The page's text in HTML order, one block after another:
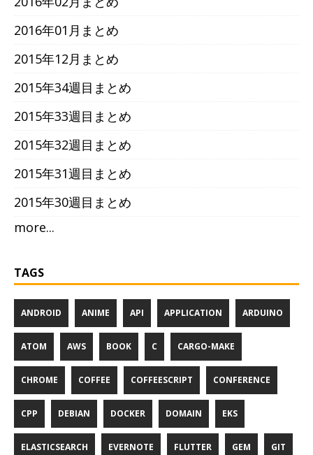
2016年01月まとめ
2015年12月まとめ
2015年34週目まとめ
2015年33週目まとめ
2015年32週目まとめ
2015年31週目まとめ
2015年30週目まとめ
more...
TAGS
ANDROID ANIME API APPLICATION ARDUINO
ATOM AWS BOOK C CARGO-MAKE
CHROME COFFEE COFFEESCRIPT CONFERENCE
CPP DEBIAN DOCKER DOMAIN EKS
ELASTICSEARCH EVERNOTE FLUTTER GEM GIT